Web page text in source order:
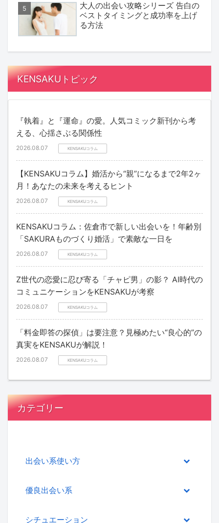
大人の出会い攻略シリーズ 告白の
ベストタイミングと成功率を上げ
る方法
KENSAKUトピック
『執着』と『運命』の愛。人気コミック新刊から考
える、心揺さぶる関係性
2026.08.07 KENSAKUコラム
【KENSAKUコラム】婚活から“親”になるまで2年2ヶ
月！あなたの未来を考えるヒント
2026.08.07 KENSAKUコラム
KENSAKUコラム：佐倉市で新しい出会いを！年齢別
「SAKURAものづくり婚活」で素敵な一日を
2026.08.07 KENSAKUコラム
Z世代の恋愛に忍び寄る「チャピ男」の影？ AI時代の
コミュニケーションをKENSAKUが考察
2026.08.07 KENSAKUコラム
「料金即答の探偵」は要注意？見極めたい“良心的”の
真実をKENSAKUが解説！
2026.08.07 KENSAKUコラム
カテゴリー
出会い系使い方
優良出会い系
シチュエーション